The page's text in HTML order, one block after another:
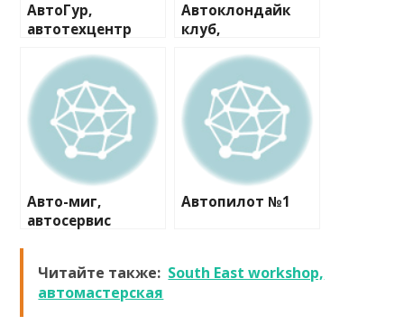
АвтоГур,
автотехцентр
Автоклондайк
клуб,
центр
Авто-миг,
автосервис
Автопилот №1
Читайте также: South East workshop,
автомастерская